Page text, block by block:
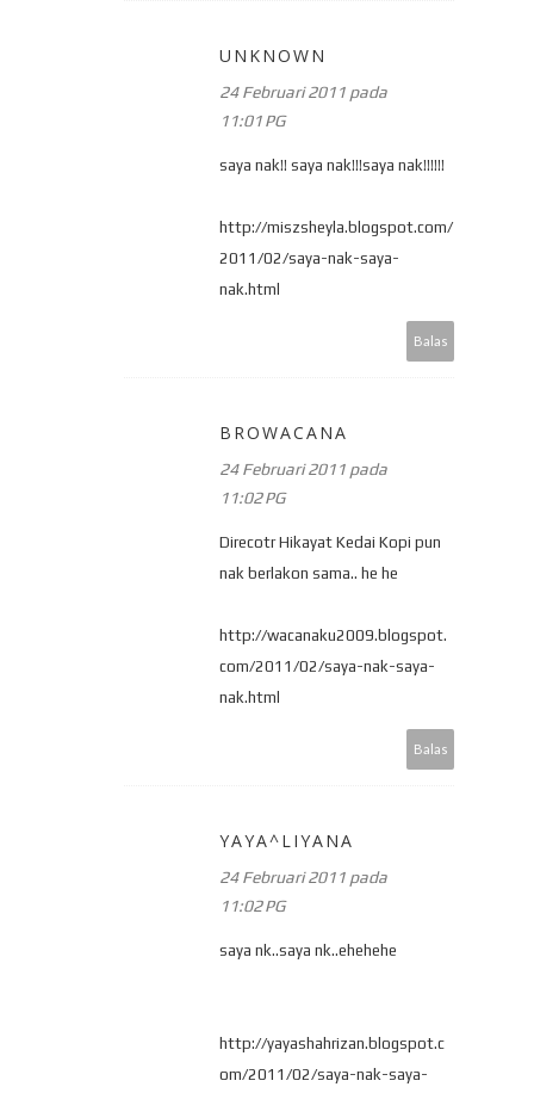
UNKNOWN
24 Februari 2011 pada
11:01 PG
saya nak!! saya nak!!!saya nak!!!!!!
http://miszsheyla.blogspot.com/
2011/02/saya-nak-saya-
nak.html
Balas
BROWACANA
24 Februari 2011 pada
11:02 PG
Direcotr Hikayat Kedai Kopi pun
nak berlakon sama.. he he
http://wacanaku2009.blogspot.
com/2011/02/saya-nak-saya-
nak.html
Balas
YAYA^LIYANA
24 Februari 2011 pada
11:02 PG
saya nk..saya nk..ehehehe
http://yayashahrizan.blogspot.c
om/2011/02/saya-nak-saya-